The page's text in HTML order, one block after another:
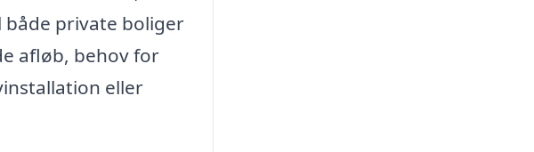
både private boliger
afløb, behov for
eller